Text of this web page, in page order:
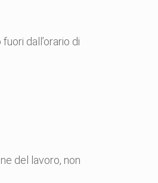
dall’orario di
del lavoro, non